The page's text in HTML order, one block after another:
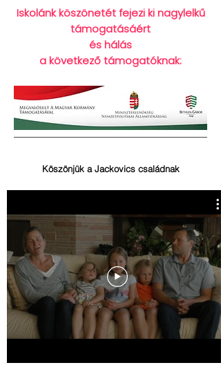
Iskolánk köszönetét fejezi ki nagylelkű
támogatásáért
és hálás
a következő támogatóknak:
Köszönjük a Jackovics családnak